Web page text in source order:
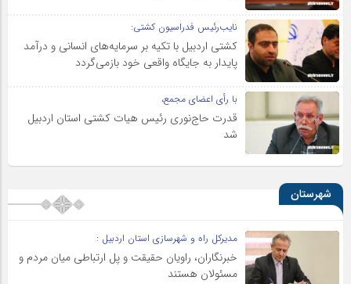
نایب‌رئیس فدراسیون کشتی:
کشتی اردبیل با تکیه بر سرمایه‌های انسانی و درآمد
پایدار به جایگاه واقعی خود بازمی‌گردد
با رأی اعضای مجمع،
قدرت حاج‌نوری رئیس هیات کشتی استان اردبیل
شد
شهرستان
مدیرکل راه و شهرسازی استان اردبیل :
خبرنگاران، راویان حقیقت و پل ارتباطی میان مردم و
مسئولان هستند